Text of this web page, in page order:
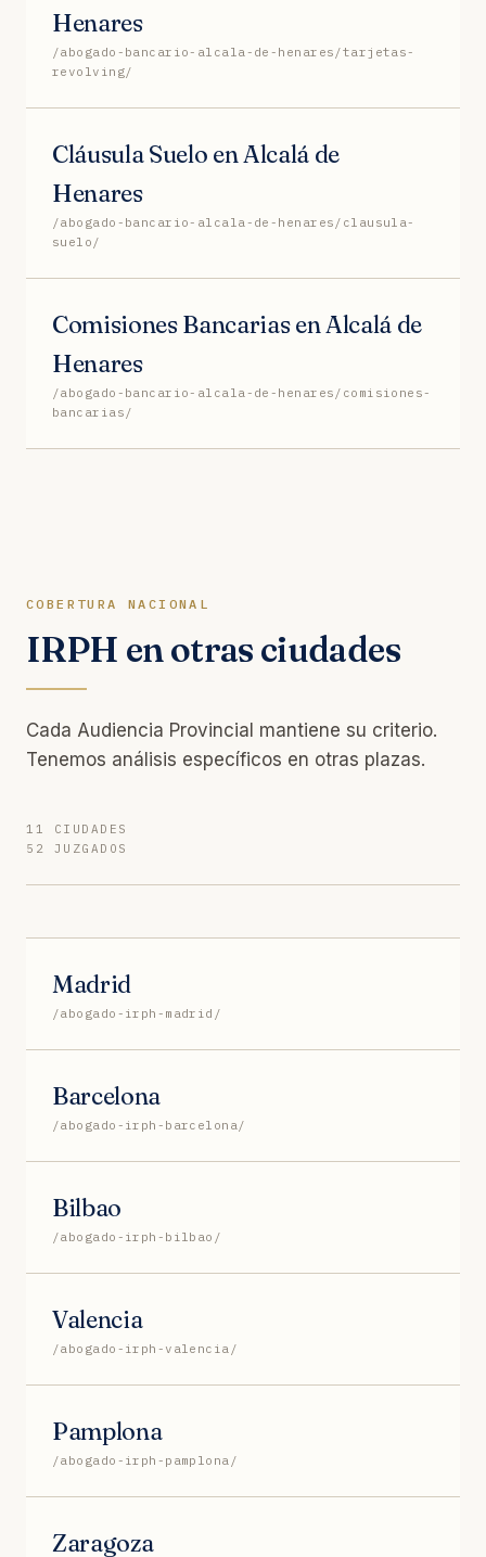
Henares
/abogado-bancario-alcala-de-henares/tarjetas-
revolving/
Cláusula Suelo en Alcalá de
Henares
/abogado-bancario-alcala-de-henares/clausula-
suelo/
Comisiones Bancarias en Alcalá de
Henares
/abogado-bancario-alcala-de-henares/comisiones-
bancarias/
COBERTURA NACIONAL
IRPH en otras ciudades
Cada Audiencia Provincial mantiene su criterio.
Tenemos análisis específicos en otras plazas.
11 CIUDADES
52 JUZGADOS
Madrid
/abogado-irph-madrid/
Barcelona
/abogado-irph-barcelona/
Bilbao
/abogado-irph-bilbao/
Valencia
/abogado-irph-valencia/
Pamplona
/abogado-irph-pamplona/
Zaragoza